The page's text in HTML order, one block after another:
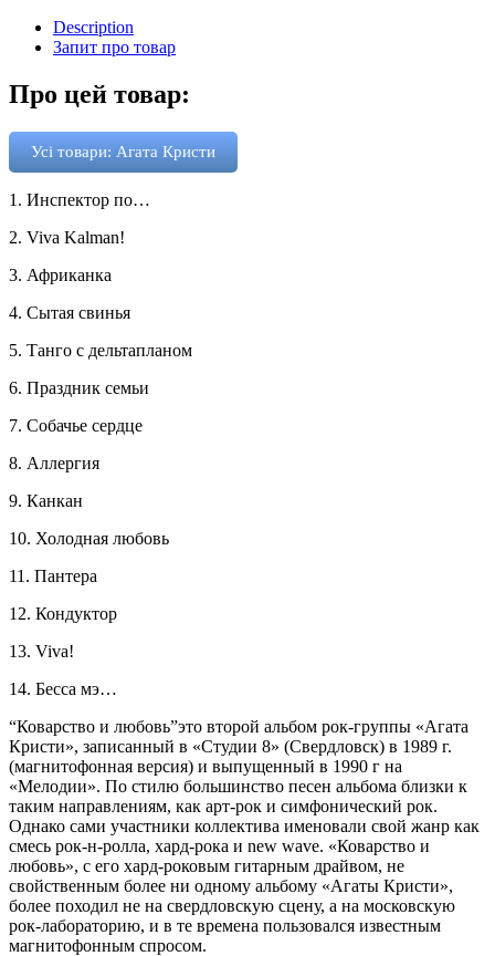
Description
Запит про товар
Про цей товар:
Усі товари: Агата Кристи
1. Инспектор по…
2. Viva Kalman!
3. Африканка
4. Сытая свинья
5. Танго с дельтапланом
6. Праздник семьи
7. Собачье сердце
8. Аллергия
9. Канкан
10. Холодная любовь
11. Пантера
12. Кондуктор
13. Viva!
14. Бесса мэ…
“Коварство и любовь”это второй альбом рок-группы «Агата
Кристи», записанный в «Студии 8» (Свердловск) в 1989 г.
(магнитофонная версия) и выпущенный в 1990 г на
«Мелодии». По стилю большинство песен альбома близки к
таким направлениям, как арт-рок и симфонический рок.
Однако сами участники коллектива именовали свой жанр как
смесь рок-н-ролла, хард-рока и new wave. «Коварство и
любовь», с его хард-роковым гитарным драйвом, не
свойственным более ни одному альбому «Агаты Кристи»,
более походил не на свердловскую сцену, а на московскую
рок-лабораторию, и в те времена пользовался известным
магнитофонным спросом.